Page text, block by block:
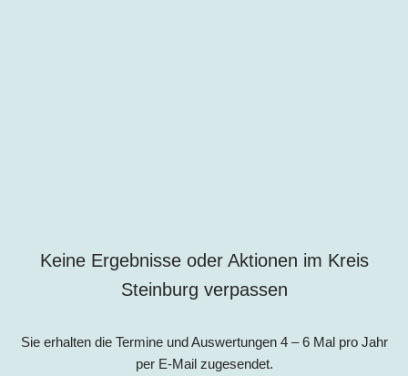
Keine Ergebnisse oder Aktionen im Kreis
Steinburg verpassen
Sie erhalten die Termine und Auswertungen 4 – 6 Mal pro Jahr
per E-Mail zugesendet.